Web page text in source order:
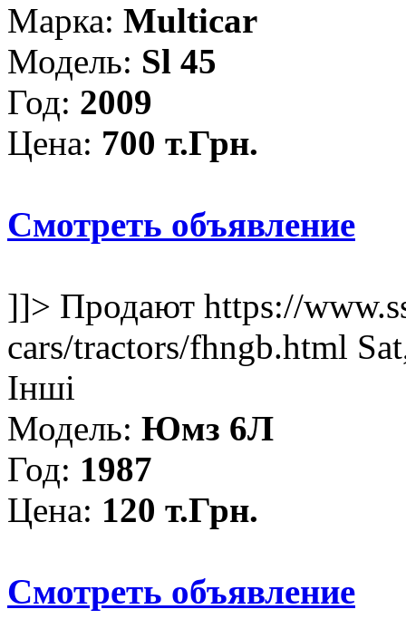
Марка: Multicar
Модель: Sl 45
Год: 2009
Цена: 700 т.Грн.
Смотреть объявление
]]> Продают https://
cars/tractors/fhngb.html
Інші
Модель: Юмз 6Л
Год: 1987
Цена: 120 т.Грн.
Смотреть объявление